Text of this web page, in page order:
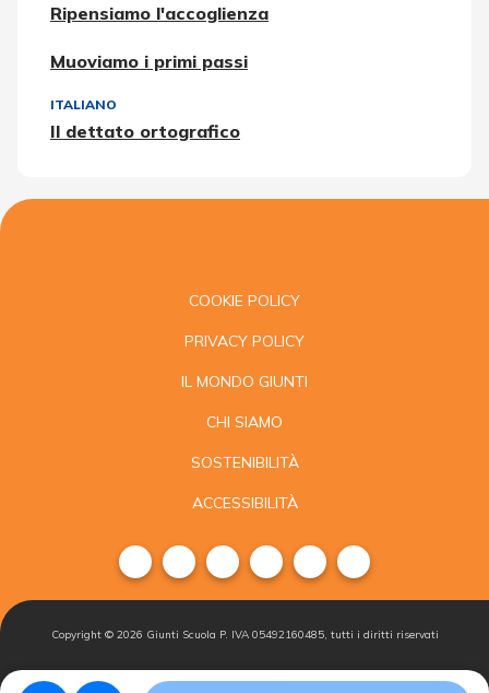
Ripensiamo l'accoglienza
Muoviamo i primi passi
ITALIANO
Il dettato ortografico
COOKIE POLICY
PRIVACY POLICY
IL MONDO GIUNTI
CHI SIAMO
SOSTENIBILITÀ
ACCESSIBILITÀ
Copyright © 2026 Giunti Scuola P. IVA 05492160485, tutti i diritti riservati
Condizioni di Gestisci i Iscriviti alla